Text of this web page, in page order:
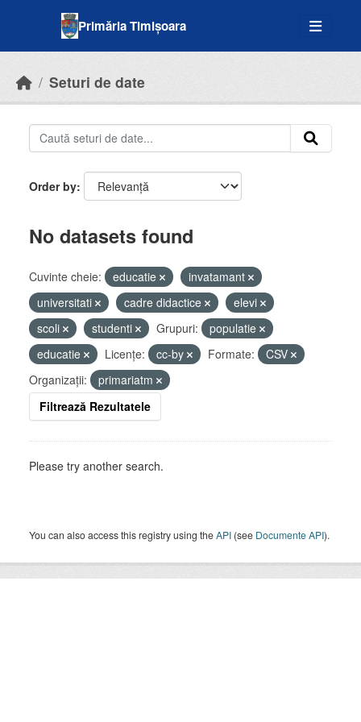
Primăria Timișoara
Seturi de date
Order by
No datasets found
Cuvinte cheie: educatie
invatamant
universitati
cadre didactice
elevi
scoli
studenti Grupuri:
populatie
educatie
Licenţe: cc-by Formate:
CSV
Organizații:
primariatm
Filtrează Rezultatele
Please try another search.
You can also access this registry using theAPI (see Documente API).